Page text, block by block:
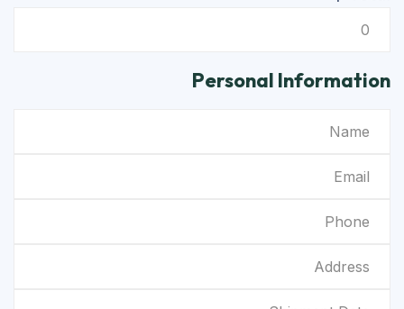
Personal Information